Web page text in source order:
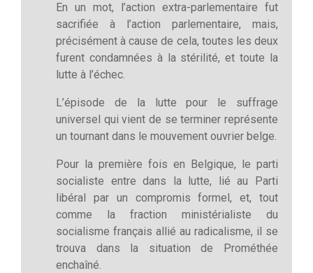
En un mot, l’action extra-parlementaire fut
sacrifiée à l’action parlementaire, mais,
précisément à cause de cela, toutes les deux
furent condamnées à la stérilité, et toute la
lutte à l’échec.
L’épisode de la lutte pour le suffrage
universel qui vient de se terminer représente
un tournant dans le mouvement ouvrier belge.
Pour la première fois en Belgique, le parti
socialiste entre dans la lutte, lié au Parti
libéral par un compromis formel, et, tout
comme la fraction ministérialiste du
socialisme français allié au radicalisme, il se
trouva dans la situation de Prométhée
enchaîné.